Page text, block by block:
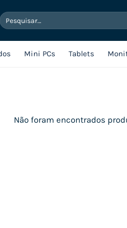
Pesquisar
por:
Mini PCs Tablets
Não foram encontrados